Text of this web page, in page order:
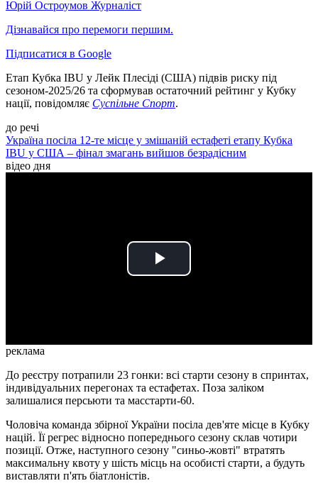
Юрій Остроумов Журналіст
Дізнавайся про перемоги першим.
Підписатися в Google
Етап Кубка IBU у Лейк Плесіді (США) підвів риску під
сезоном-2025/26 та сформував остаточний рейтинг у Кубку
нації, повідомляє Суспільне Спорт.
до речі
Україна посіла 12-те місце у змішаній естафеті етапу Кубка
IBU у США – фінал змагань вийшов безрадісним
відео дня
Play
реклама
До реєстру потрапили 23 гонки: всі старти сезону в спринтах,
індивідуальних перегонах та естафетах. Поза заліком
залишалися персьюти та масстарти-60.
Чоловіча команда збірної України посіла дев'яте місце в Кубку
націй. Її регрес відносно попереднього сезону склав чотири
позиції. Отже, наступного сезону "синьо-жовті" втратять
максимальну квоту у шість місць на особисті старти, а будуть
виставляти п'ять біатлоністів.